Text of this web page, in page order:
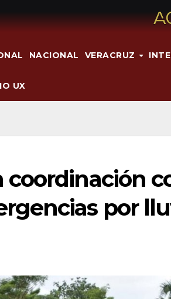
NACIONAL VERACRUZ
UX
coordinación
por